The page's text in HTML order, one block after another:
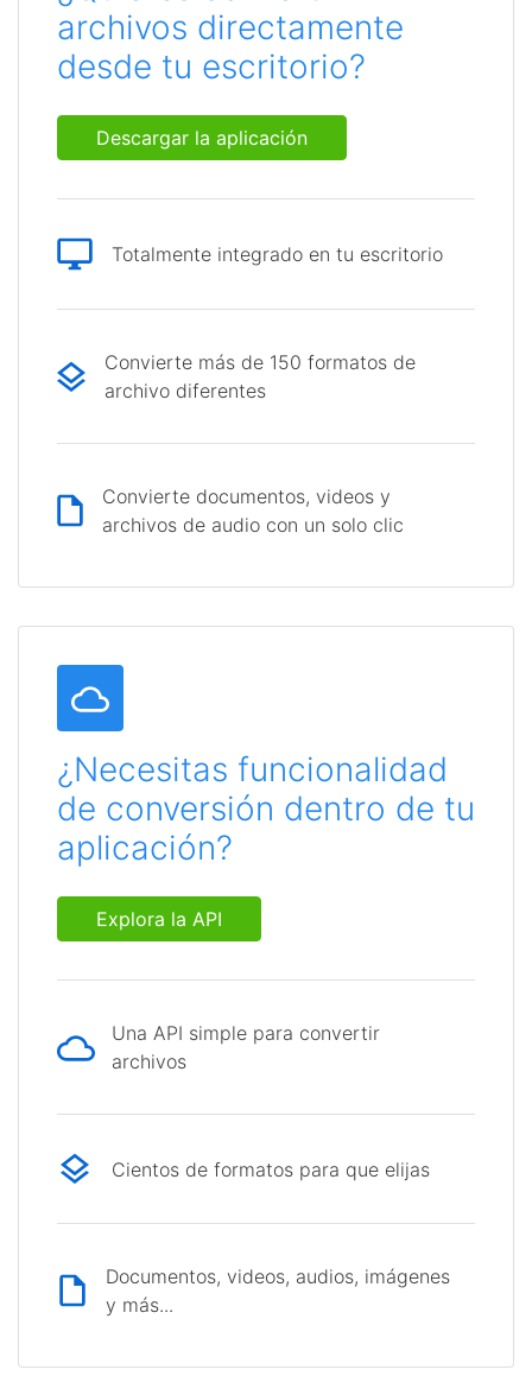
archivos directamente
desde tu escritorio?
Descargar la aplicación
Totalmente integrado en tu escritorio
Convierte más de 150 formatos de
archivo diferentes
Convierte documentos, videos y
archivos de audio con un solo clic
¿Necesitas funcionalidad
de conversión dentro de tu
aplicación?
Explora la API
Una API simple para convertir
archivos
Cientos de formatos para que elijas
Documentos, videos, audios, imágenes
y más...